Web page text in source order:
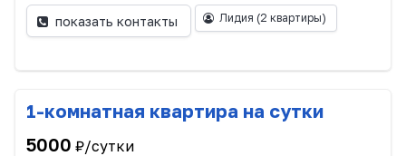
показать контакты Лидия (2 квартиры)
1-комнатная квартира на сутки
5000 ₽/сутки